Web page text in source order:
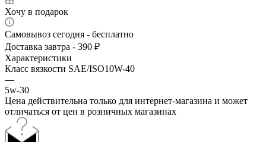
Хочу в подарок
Самовывоз сегодня - бесплатно
Доставка завтра - 390 ₽
Характеристики
Класс вязкости SAE/ISO10W-40
—
5w-30
Цена действительна только для интернет-магазина и может
отличаться от цен в розничных магазинах